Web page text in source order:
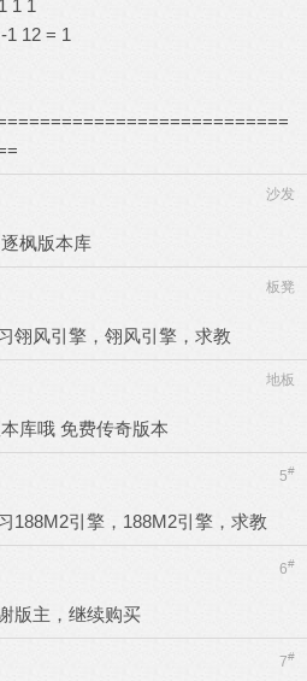
1 1
1 12 = 1
沙发
枫版本库
板凳
翎风引擎，翎风引擎，求教
地板
库哦 免费传奇版本
5#
188M2引擎，188M2引擎，求教
6#
版主，继续购买
7#